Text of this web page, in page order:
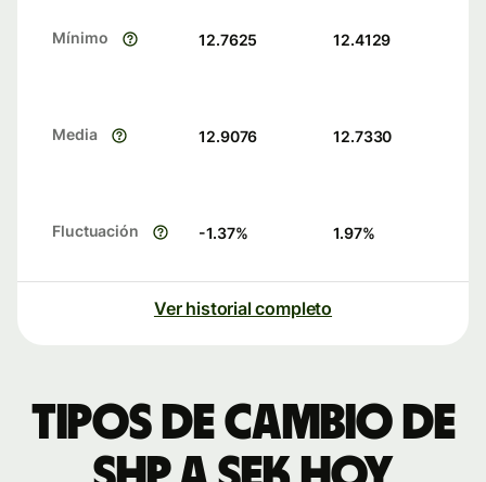
Mínimo 12.7625 12.4129
Media 12.9076 12.7330
Fluctuación -1.37% 1.97%
Ver historial completo
Tipos de cambio de